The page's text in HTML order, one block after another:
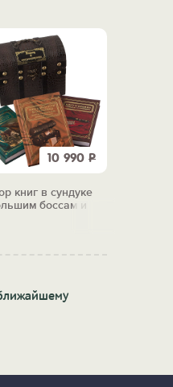
10 990 Р
книг в сундуке
боссам и